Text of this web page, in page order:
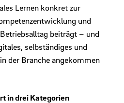
Lernen konkret zur
und
beiträgt – und
selbständiges und
der Branche angekommen
in drei Kategorien